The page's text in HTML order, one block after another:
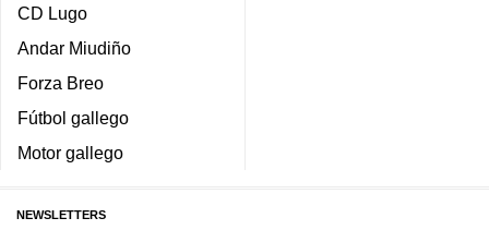
CD Lugo
Andar Miudiño
Forza Breo
Fútbol gallego
Motor gallego
NEWSLETTERS